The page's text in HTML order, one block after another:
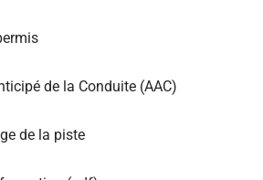
de la Conduite (AAC)
de la piste